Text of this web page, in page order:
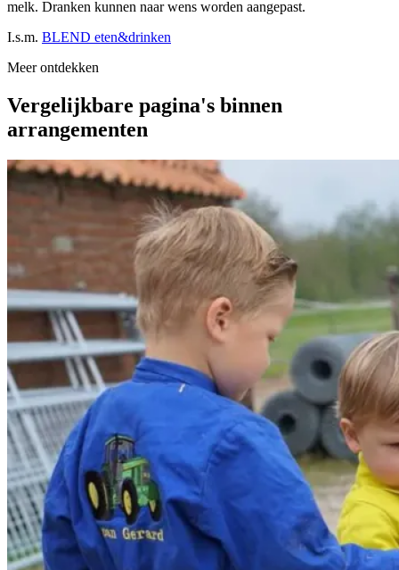
melk. Dranken kunnen naar wens worden aangepast.
I.s.m. BLEND eten&drinken
Meer ontdekken
Vergelijkbare pagina's binnen
arrangementen